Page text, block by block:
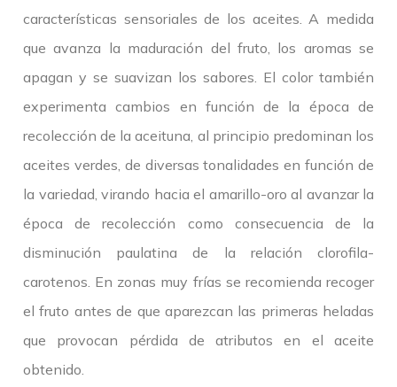
características sensoriales de los aceites. A medida
que avanza la maduración del fruto, los aromas se
apagan y se suavizan los sabores. El color también
experimenta cambios en función de la época de
recolección de la aceituna, al principio predominan los
aceites verdes, de diversas tonalidades en función de
la variedad, virando hacia el amarillo-oro al avanzar la
época de recolección como consecuencia de la
disminución paulatina de la relación clorofila-
carotenos. En zonas muy frías se recomienda recoger
el fruto antes de que aparezcan las primeras heladas
que provocan pérdida de atributos en el aceite
obtenido.